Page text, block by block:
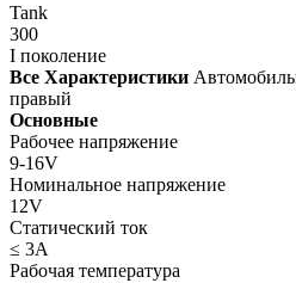
Tank
300
I поколение
Все Характеристики
правый
Основные
Рабочее напряжение
9-16V
Номинальное напряжение
12V
Статический ток
≤ 3А
Рабочая температура